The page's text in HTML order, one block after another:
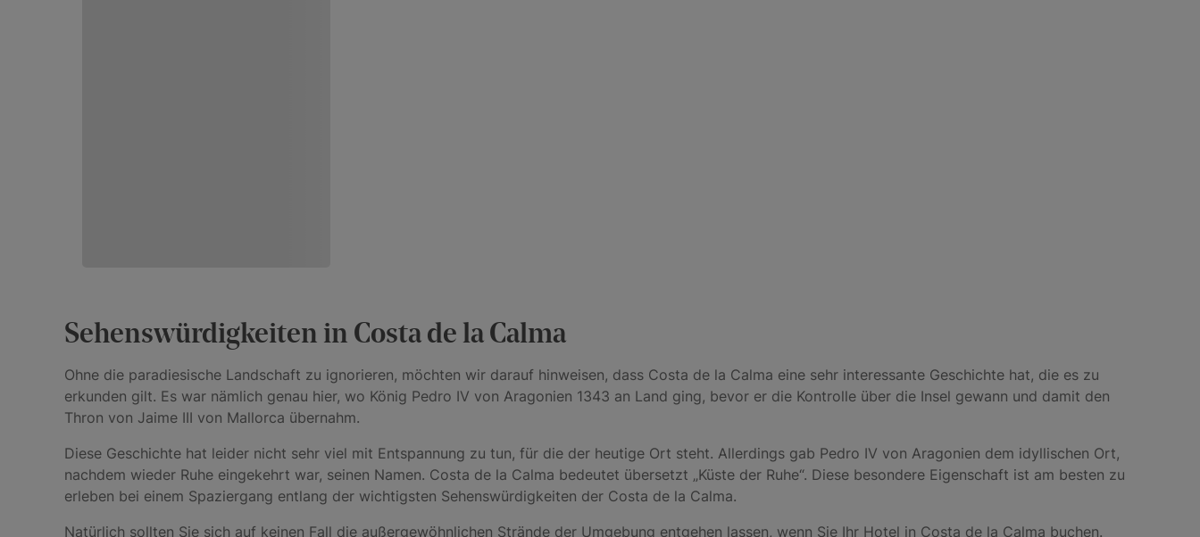
Sehenswürdigkeiten in Costa de la Calma
Ohne die paradiesische Landschaft zu ignorieren, möchten wir darauf hinweisen, dass Costa de la Calma eine sehr interessante Geschichte hat, die es zu
erkunden gilt. Es war nämlich genau hier, wo König Pedro IV von Aragonien 1343 an Land ging, bevor er die Kontrolle über die Insel gewann und damit den
Thron von Jaime III von Mallorca übernahm.
Diese Geschichte hat leider nicht sehr viel mit Entspannung zu tun, für die der heutige Ort steht. Allerdings gab Pedro IV von Aragonien dem idyllischen Ort,
nachdem wieder Ruhe eingekehrt war, seinen Namen. Costa de la Calma bedeutet übersetzt „Küste der Ruhe“. Diese besondere Eigenschaft ist am besten zu
erleben bei einem Spaziergang entlang der wichtigsten Sehenswürdigkeiten der Costa de la Calma.
Natürlich sollten Sie sich auf keinen Fall die außergewöhnlichen Strände der Umgebung entgehen lassen, wenn Sie Ihr Hotel in Costa de la Calma buchen.